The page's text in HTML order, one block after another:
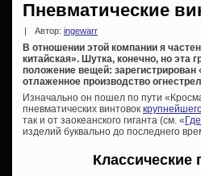
Пневматические
Автор: ingewarr
В отношении этой компании я
китайская». Шутка, конечно, но эта
положение вещей:
отлаженное производство
Изначально он пошел по пути
пневматических винтовок
так и от заокеанского гиганта (см. «
изделий буквально до последнего